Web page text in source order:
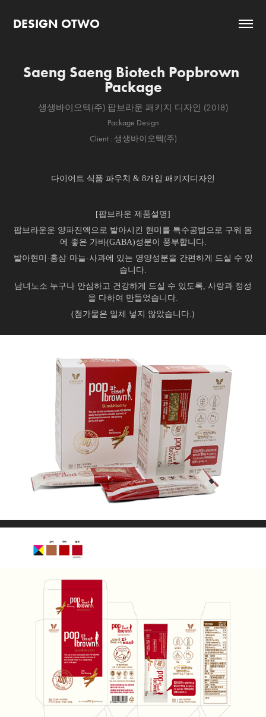
DESIGN OTWO
Saeng Saeng Biotech Popbrown
Package
생생바이오텍(주) 팝브라운 패키지 디자인 (2018)
Package Design
Client : 생생바이오텍(주)
다이어트 식품 파우치 & 8개입 패키지디자인
[팝브라운 제품설명]
팝브라운운 양파진액으로 발아시킨 현미를 특수공법으로 구워 몸
에 좋은 가바(GABA)성분이 풍부합니다.
발아현미·홍삼·마늘·사과에 있는 영양성분을 간편하게 드실 수 있
습니다.
남녀노소 누구나 안심하고 건강하게 드실 수 있도록, 사랑과 정성
을 다하여 만들었습니다.
(첨가물은 일체 넣지 않았습니다.)